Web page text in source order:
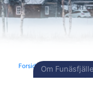
Om
Forside Destinationer